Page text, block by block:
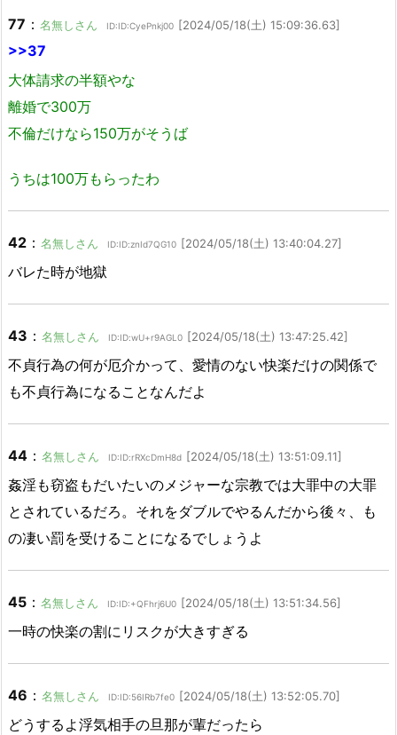
77 ： 名無しさん ID:ID:CyePnkj00 [2024/05/18(土) 15:09:36.63]
>>37
大体請求の半額やな
離婚で300万
不倫だけなら150万がそうば
うちは100万もらったわ
42 ： 名無しさん ID:ID:znId7QG10 [2024/05/18(土) 13:40:04.27]
バレた時が地獄
43 ： 名無しさん ID:ID:wU+r9AGL0 [2024/05/18(土) 13:47:25.42]
不貞行為の何が厄介かって、愛情のない快楽だけの関係で
も不貞行為になることなんだよ
44 ： 名無しさん ID:ID:rRXcDmH8d [2024/05/18(土) 13:51:09.11]
姦淫も窃盗もだいたいのメジャーな宗教では大罪中の大罪
とされているだろ。それをダブルでやるんだから後々、も
の凄い罰を受けることになるでしょうよ
45 ： 名無しさん ID:ID:+QFhrj6U0 [2024/05/18(土) 13:51:34.56]
一時の快楽の割にリスクが大きすぎる
46 ： 名無しさん ID:ID:56IRb7fe0 [2024/05/18(土) 13:52:05.70]
どうするよ浮気相手の旦那が輩だったら